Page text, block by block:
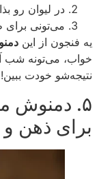
در لیوان رو بذار و اجازه بده ۱۰
می‌تونی برای
از این دمنوش
می‌تونه شب
خودت ببین!
دمنوش
ذهن و